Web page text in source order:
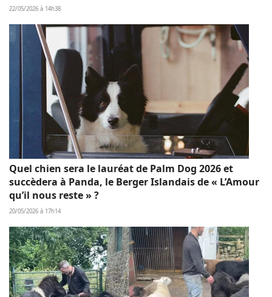
22/05/2026 à 14h38
Quel chien sera le lauréat de Palm Dog 2026 et
succèdera à Panda, le Berger Islandais de « L’Amour
qu’il nous reste » ?
20/05/2026 à 17h14